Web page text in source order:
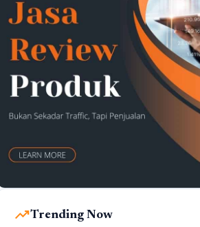
trending_upTrending Now